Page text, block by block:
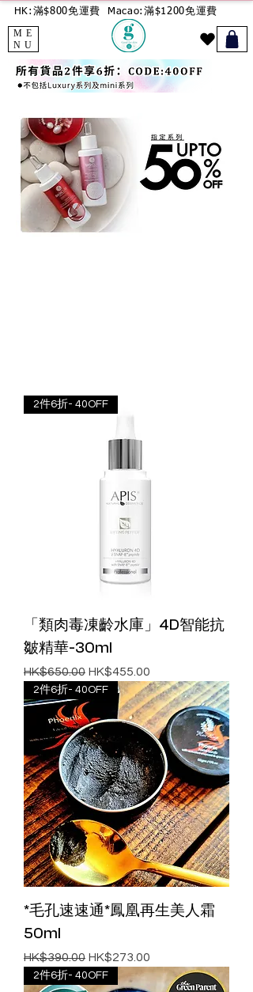
HK:滿$800免運費 Macao:滿$1200免運費
ME
NU
2件6折- 40OFF
「類肉毒凍齡水庫」4D智能抗
皺精華-30ml
一般價格
HK$650.00 促銷價格
HK$455.00
2件6折- 40OFF
*毛孔速速通*鳳凰再生美人霜
50ml
一般價格
HK$390.00 促銷價格
HK$273.00
2件6折- 40OFF